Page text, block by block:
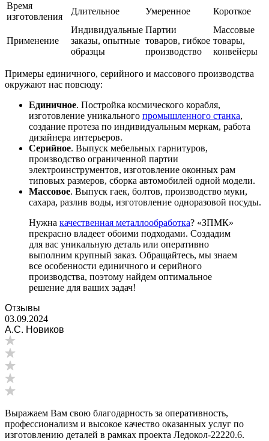
Время
изготовления
Длительное Умеренное Короткое
Применение
Индивидуальные
заказы, опытные
образцы
Партии
товаров, гибкое
производство
Массовые
товары,
конвейеры
Примеры единичного, серийного и массового производства
окружают нас повсюду:
Единичное. Постройка космического корабля,
изготовление уникального промышленного станка,
создание протеза по индивидуальным меркам, работа
дизайнера интерьеров.
Серийное. Выпуск мебельных гарнитуров,
производство ограниченной партии
электроинструментов, изготовление оконных рам
типовых размеров, сборка автомобилей одной модели.
Массовое. Выпуск гаек, болтов, производство муки,
сахара, разлив воды, изготовление одноразовой посуды.
Нужна качественная металлообработка? «ЗПМК»
прекрасно владеет обоими подходами. Создадим
для вас уникальную деталь или оперативно
выполним крупный заказ. Обращайтесь, мы знаем
все особенности единичного и серийного
производства, поэтому найдем оптимальное
решение для ваших задач!
Отзывы
03.09.2024
А.С. Новиков
Выражаем Вам свою благодарность за оперативность,
профессионализм и высокое качество оказанных услуг по
изготовлению деталей в рамках проекта Ледокол-22220.6.